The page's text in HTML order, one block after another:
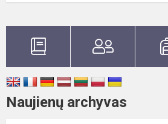
Naujienų archyvas